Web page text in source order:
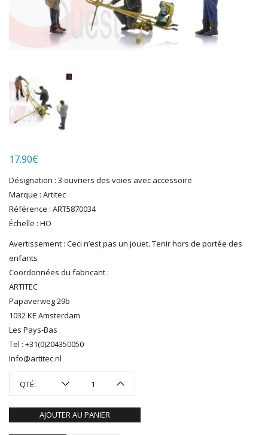
HUMBROL
ITALERI
JOUEF
LS MODELS
MAKETTE
MARLKIN
NOVATEUR MODELES
PG mini
PRINCE AUGUST
R37
REDUTEX
REE
RÉGIONS ET COMPAGNIES
ROCO
ROTOMAGUS
ROUTE 87
TAMIYA
TORTOISE
TRAINS OUEST
Trains-O-Matic
17.90€
Désignation : 3 ouvriers des voies avec accessoire
Marque : Artitec
Référence : ART5870034
Échelle : HO
Avertissement : Ceci n’est pas un jouet. Tenir hors de portée des
enfants
Coordonnées du fabricant :
ARTITEC
Papaverweg 29b
1032 KE Amsterdam
Les Pays-Bas
Tel : +31(0)204350050
Info@artitec.nl
QTÉ:
AJOUTER AU PANIER